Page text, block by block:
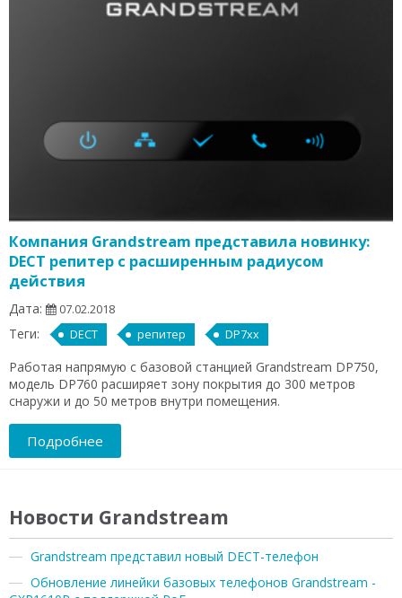
Компания Grandstream представила новинку:
DECT репитер с расширенным радиусом
действия
Дата: 07.02.2018
Теги: DECT репитер DP7xx
Работая напрямую с базовой станцией Grandstream DP750,
модель DP760 расширяет зону покрытия до 300 метров
снаружи и до 50 метров внутри помещения.
Подробнее
Новости Grandstream
Grandstream представил новый DECT-телефон
Обновление линейки базовых телефонов Grandstream -